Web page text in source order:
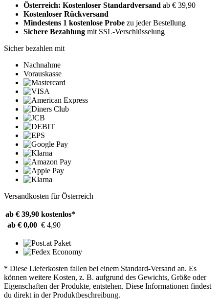
Österreich: Kostenloser Standardversand ab € 39,90
Kostenloser Rückversand
Mindestens 1 kostenlose Probe zu jeder Bestellung
Sichere Bezahlung mit SSL-Verschlüsselung
Sicher bezahlen mit
Nachnahme
Vorauskasse
Versandkosten für Österreich
ab € 39,90 kostenlos*
ab € 0,00 € 4,90
* Diese Lieferkosten fallen bei einem Standard-Versand an. Es
können weitere Kosten, z. B. aufgrund des Gewichts, Größe oder
Eigenschaften der Produkte, entstehen. Diese Informationen findest
du direkt in der Produktbeschreibung.